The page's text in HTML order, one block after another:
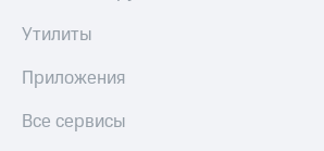
Утилиты
Приложения
Все сервисы